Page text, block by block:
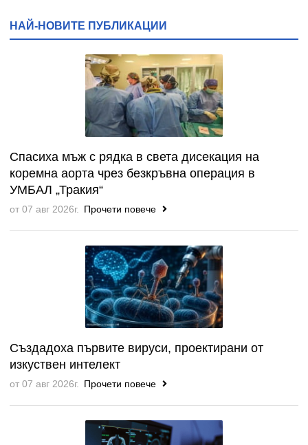
НАЙ-НОВИТЕ ПУБЛИКАЦИИ
Спасиха мъж с рядка в света дисекация на
коремна аорта чрез безкръвна операция в
УМБАЛ „Тракия“
от 07 авг 2026г. Прочети повече
Създадоха първите вируси, проектирани от
изкуствен интелект
от 07 авг 2026г. Прочети повече